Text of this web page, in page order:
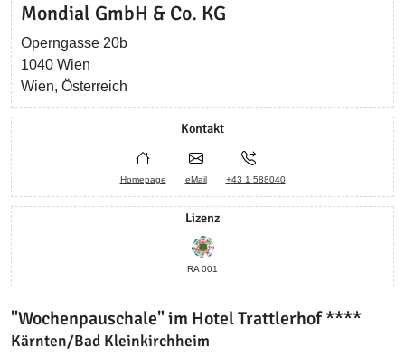
Mondial GmbH & Co. KG
Operngasse 20b
1040 Wien
Wien, Österreich
Kontakt
Homepage eMail +43 1 588040
Lizenz
RA 001
"Wochenpauschale" im Hotel Trattlerhof ****
Kärnten/Bad Kleinkirchheim